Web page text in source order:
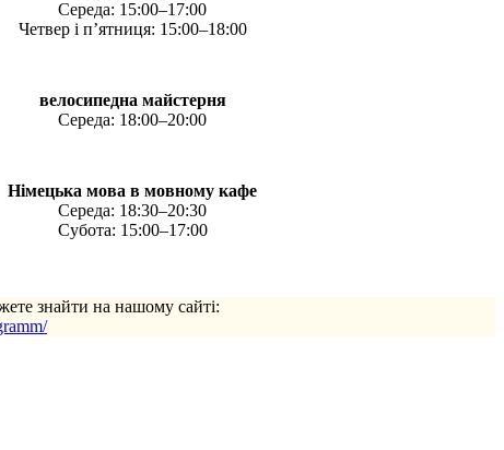
Середа: 15:00–17:00
Четвер і п’ятниця: 15:00–18:00
велосипедна майстерня
Середа: 18:00–20:00
Німецька мова в мовному кафе
Середа: 18:30–20:30
Субота: 15:00–17:00
знайти на нашому сайті: